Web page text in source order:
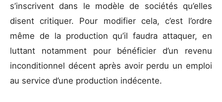
s’inscrivent dans le modèle de sociétés qu’elles
disent critiquer. Pour modifier cela, c’est l’ordre
même de la production qu’il faudra attaquer, en
luttant notamment pour bénéficier d’un revenu
inconditionnel décent après avoir perdu un emploi
au service d’une production indécente.